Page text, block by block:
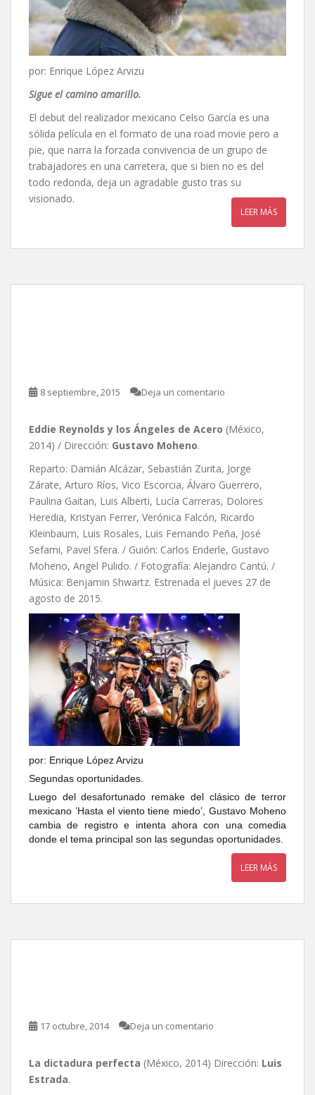
por: Enrique López Arvizu
Sigue el camino amarillo.
El debut del realizador mexicano Celso García es una
sólida película en el formato de una road movie pero a
pie, que narra la forzada convivencia de un grupo de
trabajadores en una carretera, que si bien no es del
todo redonda, deja un agradable gusto tras su
visionado.
LEER MÁS
8 septiembre, 2015 Deja un comentario
Eddie Reynolds y los Ángeles de Acero (México,
2014) / Dirección: Gustavo Moheno.
Reparto: Damián Alcázar, Sebastián Zurita, Jorge
Zárate, Arturo Ríos, Vico Escorcia, Álvaro Guerrero,
Paulina Gaitan, Luis Alberti, Lucía Carreras, Dolores
Heredia, Kristyan Ferrer, Verónica Falcón, Ricardo
Kleinbaum, Luis Rosales, Luis Fernando Peña, José
Sefami, Pavel Sfera. / Guión: Carlos Enderle, Gustavo
Moheno, Angel Pulido. / Fotografía: Alejandro Cantú. /
Música: Benjamin Shwartz. Estrenada el jueves 27 de
agosto de 2015.
por: Enrique López Arvizu
Segundas oportunidades.
Luego del desafortunado remake del clásico de terror
mexicano ’Hasta el viento tiene miedo’, Gustavo Moheno
cambia de registro e intenta ahora con una comedia
donde el tema principal son las segundas oportunidades.
LEER MÁS
17 octubre, 2014 Deja un comentario
La dictadura perfecta (México, 2014) Dirección: Luis
Estrada.